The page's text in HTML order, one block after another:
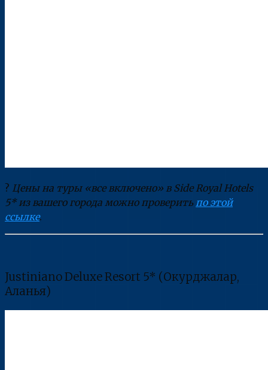
? Цены на туры «все включено» в Side Royal Hotels
5* из вашего города можно проверитьпо этой
ссылке.
Justiniano Deluxe Resort 5* (Окурджалар,
Аланья)